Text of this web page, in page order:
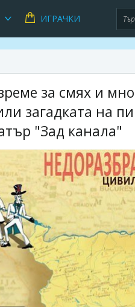
ИГРАЧКИ
за смях и
загадката на
"Зад канала"